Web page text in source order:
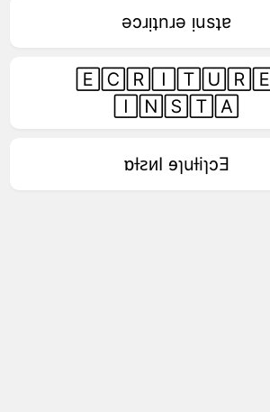
ǝɔɹᴉʇnɹǝ ᴉusʇɐ
🄴🄲🅁🄸🅃🅄🅁🄴
🄸🄽🅂🅃🄰
ɒƚꙅᴎI ɘɿuƚiɿɔƎ